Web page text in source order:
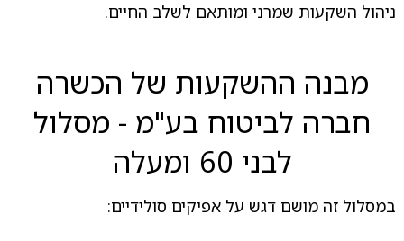
ניהול השקעות שמרני ומותאם לשלב החיים.
מבנה ההשקעות של הכשרה
חברה לביטוח בע"מ - מסלול
לבני 60 ומעלה
במסלול זה מושם דגש על אפיקים סולידיים: